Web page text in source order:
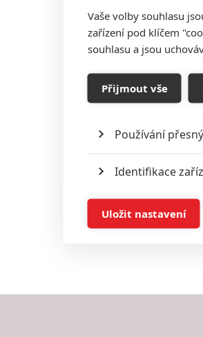
Vaše volby souhlasu
zařízení pod klíčem
souhlasu a jsou
Přijmout vše
Používání
Identifikace
Ukládání a/
služeb
Uložit nastavení